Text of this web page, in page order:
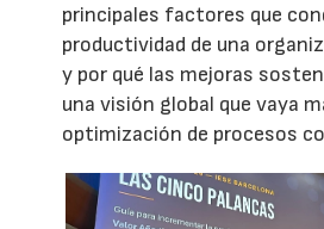
principales factores que
productividad de una
y por qué las mejoras
una visión global que vaya
optimización de procesos